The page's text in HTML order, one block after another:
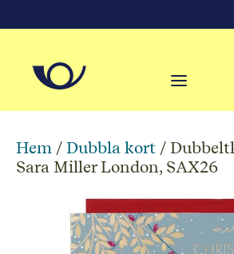
Hem / Dubbla kort /
Sara Miller London, SAX26